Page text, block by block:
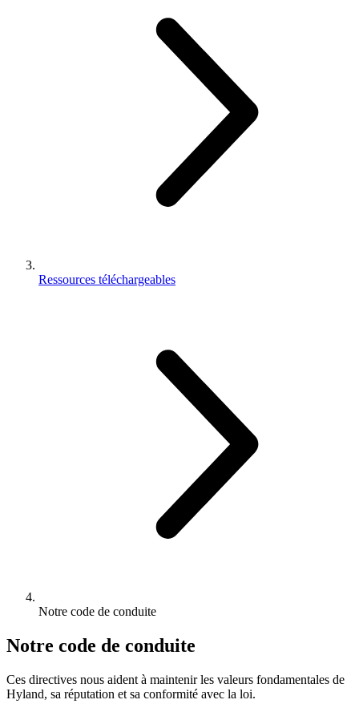
Ressources téléchargeables
Notre code de conduite
Notre code de conduite
Ces directives nous aident à maintenir les valeurs fondamentales de
Hyland, sa réputation et sa conformité avec la loi.